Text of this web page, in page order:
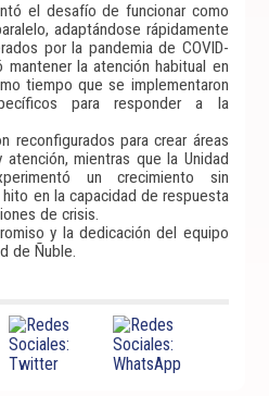
el desafío de funcionar como
adaptándose rápidamente
por la pandemia de COVID-
la atención habitual en
tiempo que se implementaron
para responder a la
reconfigurados para crear áreas
mientras que la Unidad
un crecimiento sin
en la capacidad de respuesta
de crisis.
y la dedicación del equipo
de Ñuble.